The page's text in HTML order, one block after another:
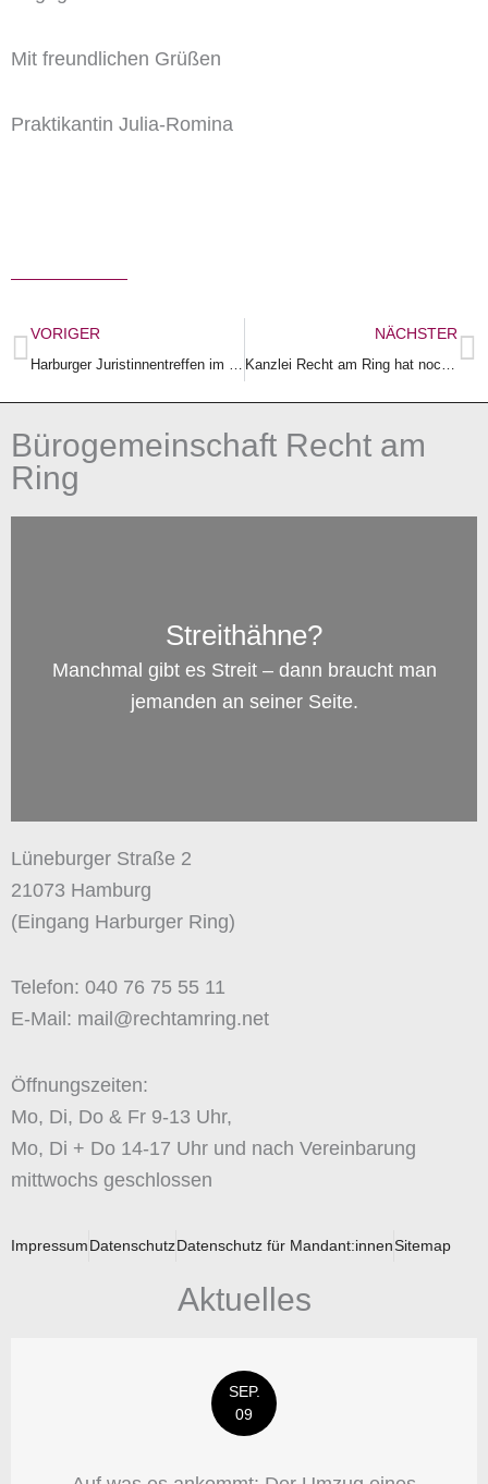
Mit freundlichen Grüßen
Praktikantin Julia-Romina
Zurück
VORIGER
Harburger Juristinnentreffen im Bolero am 1. März 2011
NÄCHSTER
Kanzlei Recht am Ring hat noch einen Referendariatsplatz in Hamburg-Harburg frei
Bürogemeinschaft Recht am
Ring
Streithähne?
Manchmal gibt es Streit – dann braucht man
jemanden an seiner Seite.
Lüneburger Straße 2
21073 Hamburg
(Eingang Harburger Ring)
Telefon: 040 76 75 55 11
E-Mail: mail@rechtamring.net
Öffnungszeiten:
Mo, Di, Do & Fr 9-13 Uhr,
Mo, Di + Do 14-17 Uhr und nach Vereinbarung
mittwochs geschlossen
ImpressumDatenschutzDatenschutz für Mandant:innenSitemap
Aktuelles
SEP.
09